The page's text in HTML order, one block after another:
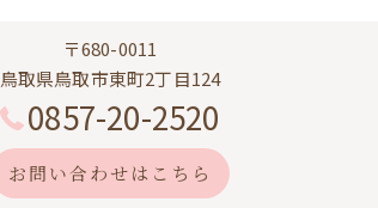
〒680-0011
鳥取県鳥取市東町2丁目124
0857-20-2520
お問い合わせはこちら